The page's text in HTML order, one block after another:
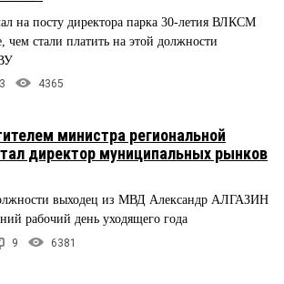
на посту директора парка 30-летия ВЛКСМ
чем стали платить на этой должности
3 4365
министра региональной
директор муниципальных рынков
выходец из МВД Александр АЛГАЗИН
рабочий день уходящего года
9 6381